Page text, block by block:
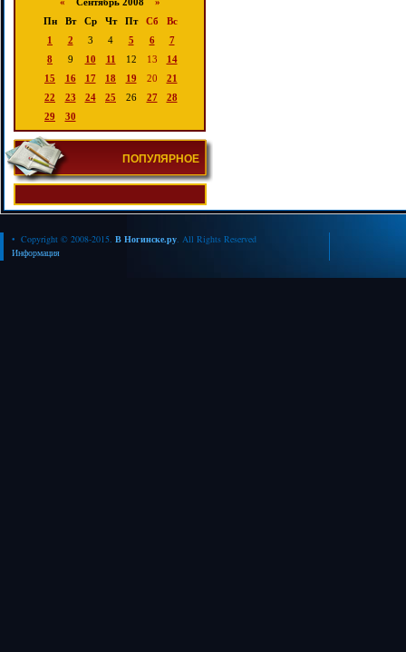
Пн
Вт Ср Чт Пт Сб
Вс
1
2 3 4 5 6
7
8
9 10 11 12 13
14
15
16 17 18 19 20
21
22
23 24 25 26 27
28
29
30
ПОПУЛЯРНОЕ
• Copyright © 2008-2015. В Ногинске.ру. All Rights Reserved
Информация